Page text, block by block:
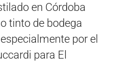
en Córdoba
tinto de bodega
por el
para El